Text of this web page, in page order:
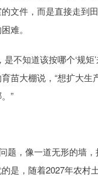
文件，而是直接走到
难。
不知道该按哪个‘规矩
苗大棚说，“想扩大生
”
题，像一道无形的墙
是，随着2027年农村